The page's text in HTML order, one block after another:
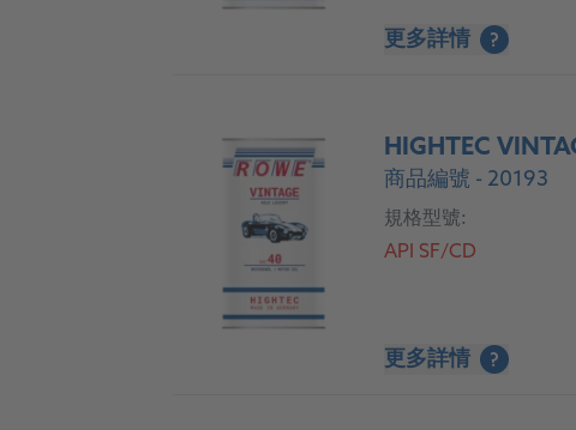
更多詳情 ?
HIGHTEC
商品編號 - 20193
規格型號:
API SF/CD
更多詳情 ?